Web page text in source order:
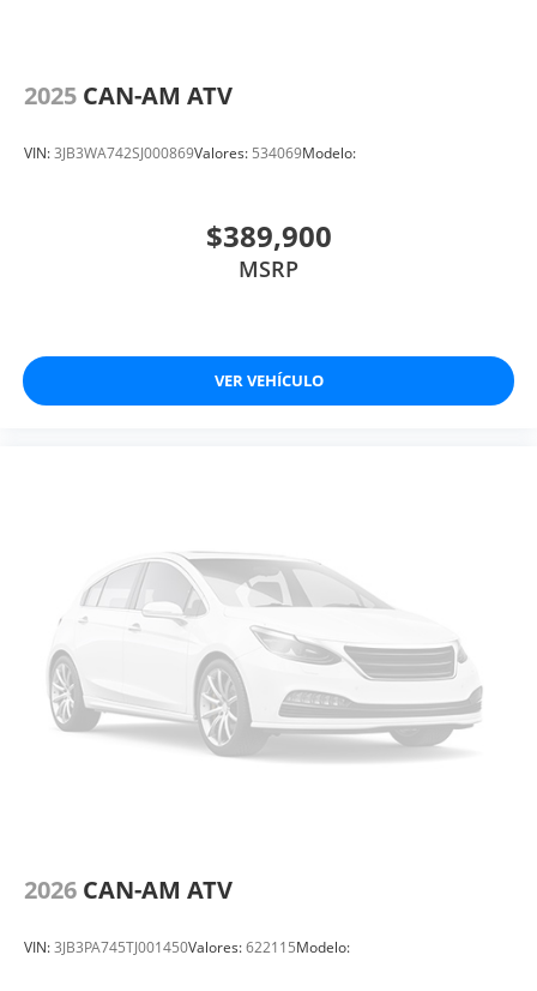
2025 CAN-AM ATV
VIN:3JB3WA742SJ000869Valores: 534069Modelo:
$389,900
MSRP
VER VEHÍCULO
2026 CAN-AM ATV
VIN:3JB3PA745TJ001450Valores:622115Modelo: